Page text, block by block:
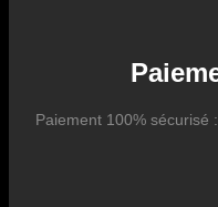
des fluctuations tarifaires
Paiement 100% sécurisé